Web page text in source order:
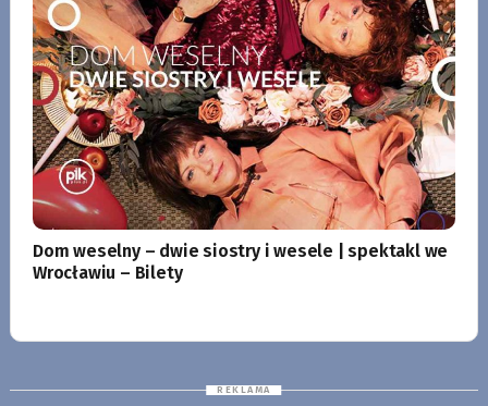
Dom weselny – dwie siostry i wesele | spektakl we
Wrocławiu – Bilety